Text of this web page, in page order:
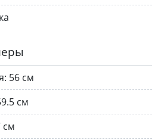
56 см
см
см